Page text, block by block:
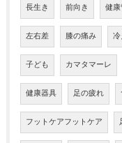
長生き 前向き 健
左右差 膝の痛み
子ども カマタマーレ
健康器具 足の疲れ
フットケアフットケア